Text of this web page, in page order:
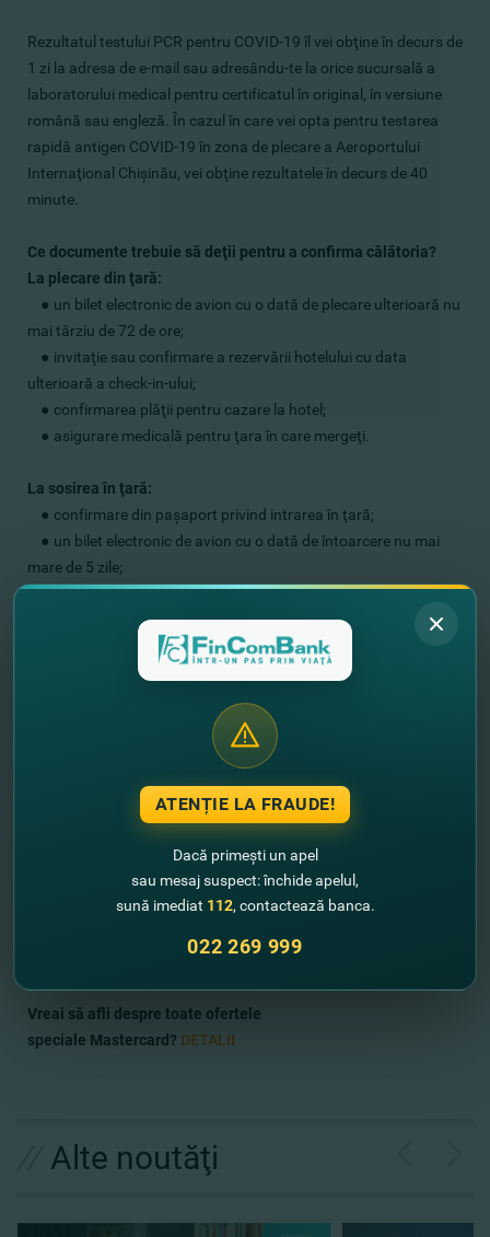
Rezultatul testului PCR pentru COVID-19 îl vei obţine în decurs de
1 zi la adresa de e-mail sau adresându-te la orice sucursală a
laboratorului medical pentru certificatul în original, în versiune
română sau engleză. În cazul în care vei opta pentru testarea
rapidă antigen COVID-19 în zona de plecare a Aeroportului
Internaţional Chişinău, vei obţine rezultatele în decurs de 40
minute.
Ce documente trebuie să deţii pentru a confirma călătoria?
La plecare din ţară:
● un bilet electronic de avion cu o dată de plecare ulterioară nu
mai târziu de 72 de ore;
● invitaţie sau confirmare a rezervării hotelului cu data
ulterioară a check-in-ului;
● confirmarea plăţii pentru cazare la hotel;
● asigurare medicală pentru ţara în care mergeţi.
La sosirea în ţară:
● confirmare din paşaport privind intrarea în ţară;
● un bilet electronic de avion cu o dată de întoarcere nu mai
mare de 5 zile;
●confirmarea rezervării hotelului cu data anterioară de check-
confirmarea plăţii pentru cazare la hotel.
Mai mult ca atât, cu cardul Mastercard Platinum de la
Aeropoartele Chişinău, Bucureşti, Kiev, Praga, Budapesta,
Viena, Tbilisi, Batumi şi Moscova şi ai reduceri on-store,
instore în întreaga lume, la cele mai renumite branduri prin
Mastercard Travel Rewards.
Vreai să afli despre toate ofertele
speciale Mastercard? DETALII
Alte noutăţi
ATENȚIE LA FRAUDE!
Dacă primești un apel
sau mesaj suspect: închide apelul,
sună imediat 112, contactează banca.
022 269 999